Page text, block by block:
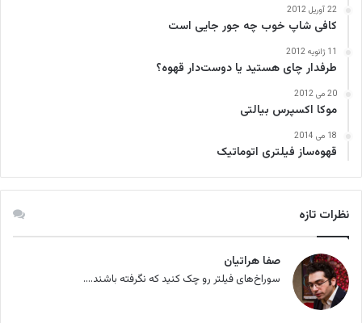
22 آوریل 2012
کافی‌ شاپ خوب چه جور جایی است
11 ژانویه 2012
طرفدار چای هستید یا دوست‌دار قهوه؟
20 می 2012
موکا اکسپرس بیالتی
18 می 2014
قهوه‌ساز فیلتری اتوماتیک
نظرات تازه
صفا هراتیان
سوراخ‌های فیلتر رو چک کنید که نگرفته باشند....